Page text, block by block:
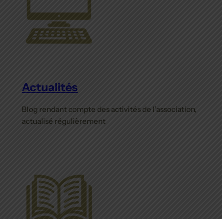
Actualités
Blog rendant compte des activités de l’association,
actualisé régulièrement